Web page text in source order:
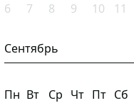
6 7 8 9 10 11
Сентябрь
Пн Вт Ср Чт Пт Сб